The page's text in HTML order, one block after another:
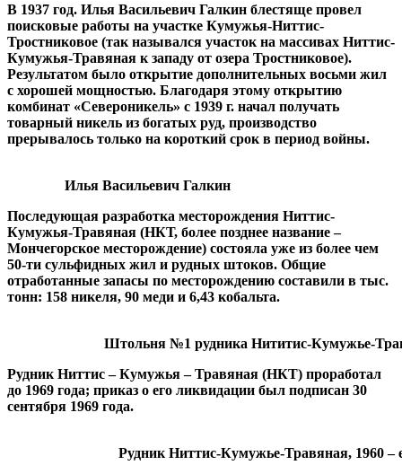
В 1937 год. Илья Васильевич Галкин блестяще провел
поисковые работы на участке Кумужья-Ниттис-
Тростниковое (так назывался участок на массивах Ниттис-
Кумужья-Травяная к западу от озера Тростниковое).
Результатом было открытие дополнительных восьми жил
с хорошей мощностью. Благодаря этому открытию
комбинат «Североникель» с 1939 г. начал получать
товарный никель из богатых руд, производство
прерывалось только на короткий срок в период войны.
Илья Васильевич Галкин
Последующая разработка месторождения Ниттис-
Кумужья-Травяная (НКТ, более позднее название –
Мончегорское месторождение) состояла уже из более чем
50-ти сульфидных жил и рудных штоков. Общие
отработанные запасы по месторождению составили в тыс.
тонн: 158 никеля, 90 меди и 6,43 кобальта.
Штольня №1 рудника Нититис-Кумужье-
Рудник Ниттис – Кумужья – Травяная (НКТ) проработал
до 1969 года; приказ о его ликвидации был подписан 30
сентября 1969 года.
Рудник Ниттис-Кумужье-Травяная, 1960 – е